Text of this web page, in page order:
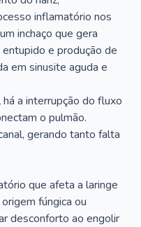
inflamatório nos
inchaço que gera
e produção de
em sinusite aguda e
a interrupção do fluxo
o pulmão.
gerando tanto falta
que afeta a laringe
fúngica ou
desconforto ao engolir